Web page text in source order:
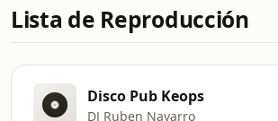
Lista de Reproducción
Disco Pub Keops
DJ Ruben Navarro